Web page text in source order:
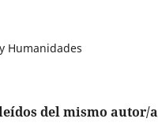
Humanidades
del mismo autor/a